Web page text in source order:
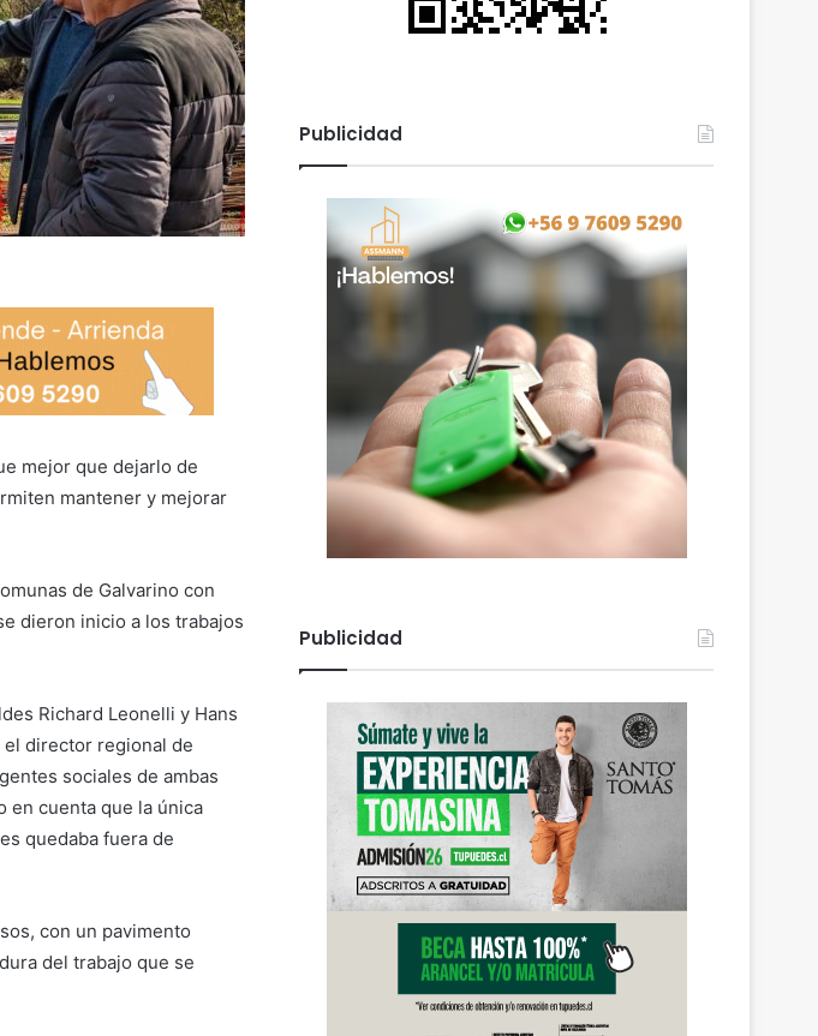
mejor que dejarlo de
mantener y mejorar
de Galvarino con
dieron inicio a los trabajos
Richard Leonelli y Hans
el director regional de
sociales de ambas
en cuenta que la única
quedaba fuera de
con un pavimento
del trabajo que se
Publicidad
Publicidad